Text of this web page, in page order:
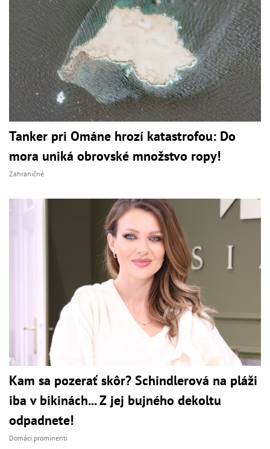
Tanker pri Ománe hrozí katastrofou: Do
mora uniká obrovské množstvo ropy!
Zahraničné
Kam sa pozerať skôr? Schindlerová na pláži
iba v bikinách... Z jej bujného dekoltu
odpadnete!
Domáci prominenti